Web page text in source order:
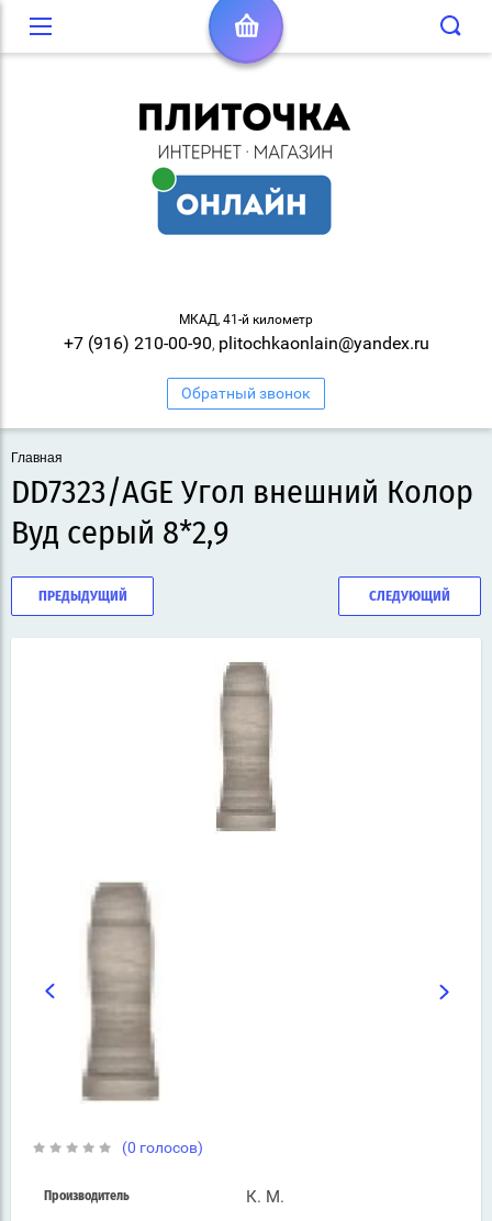
МКАД, 41-й километр
+7 (916) 210-00-90, plitochkaonlain@yandex.ru
Обратный звонок
Главная
DD7323/AGE Угол внешний Колор
Вуд серый 8*2,9
ПРЕДЫДУЩИЙ СЛЕДУЮЩИЙ
(0 голосов)
Производитель К. М.